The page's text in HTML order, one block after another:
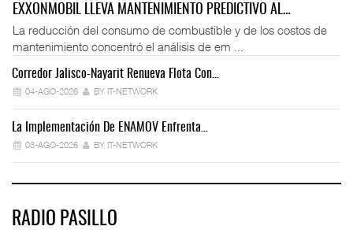
EXXONMOBIL LLEVA MANTENIMIENTO PREDICTIVO AL…
La reducción del consumo de combustible y de los costos de
mantenimiento concentró el análisis de em ...
Corredor Jalisco-Nayarit Renueva Flota Con…
04-AGO-2026 BY IT-NETWORK
La Implementación De ENAMOV Enfrenta…
03-AGO-2026 BY IT-NETWORK
RADIO PASILLO